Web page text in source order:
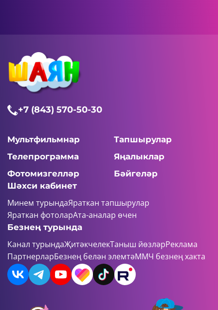
+7 (843) 570-50-30
Мультфильмнар
Тапшырулар
Телепрограмма
Яңалыклар
Фотомизгелләр
Бәйгеләр
Шәхси кабинет
Минем турындаЯраткан тапшырулар
Яраткан фотоларАта-аналар өчен
Безнең турында
Канал турындаҖитәкчелекТаныш йөзләрРеклама
ПартнерларБезнең белән элемтәММЧ безнең хакта